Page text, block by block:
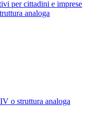
per cittadini e imprese
analoga
o struttura analoga